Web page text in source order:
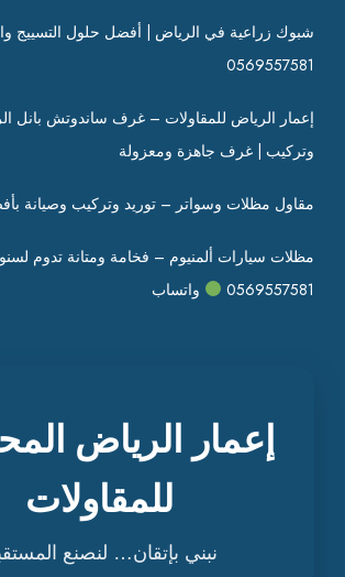
شبوك زراعية في الرياض | أفضل حلول التسييج
0569557581
إعمار الرياض للمقاولات – غرف ساندوتش بانل
وتركيب | غرف جاهزة ومعزولة
مقاول مظلات وسواتر – توريد وتركيب وصيانة
مظلات سيارات ألمنيوم – فخامة ومتانة تدوم
0569557581
واتساب
إعمار الرياض
للمقاولات
نبني بإتقان… لنصنع